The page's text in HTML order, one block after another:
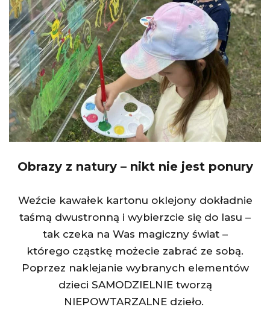
Obrazy z natury – nikt nie jest ponury
Weźcie kawałek kartonu oklejony dokładnie
taśmą dwustronną i wybierzcie się do lasu –
tak czeka na Was magiczny świat –
którego cząstkę możecie zabrać ze sobą.
Poprzez naklejanie wybranych elementów
dzieci SAMODZIELNIE tworzą
NIEPOWTARZALNE dzieło.